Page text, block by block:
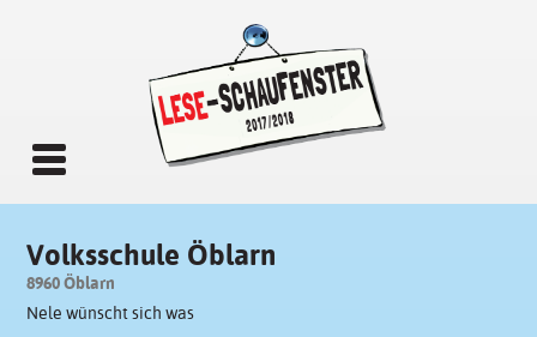
Volksschule Öblarn
8960 Öblarn
Nele wünscht sich was